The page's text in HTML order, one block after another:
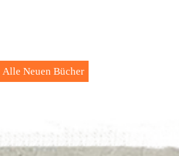
Alle Neuen Bücher